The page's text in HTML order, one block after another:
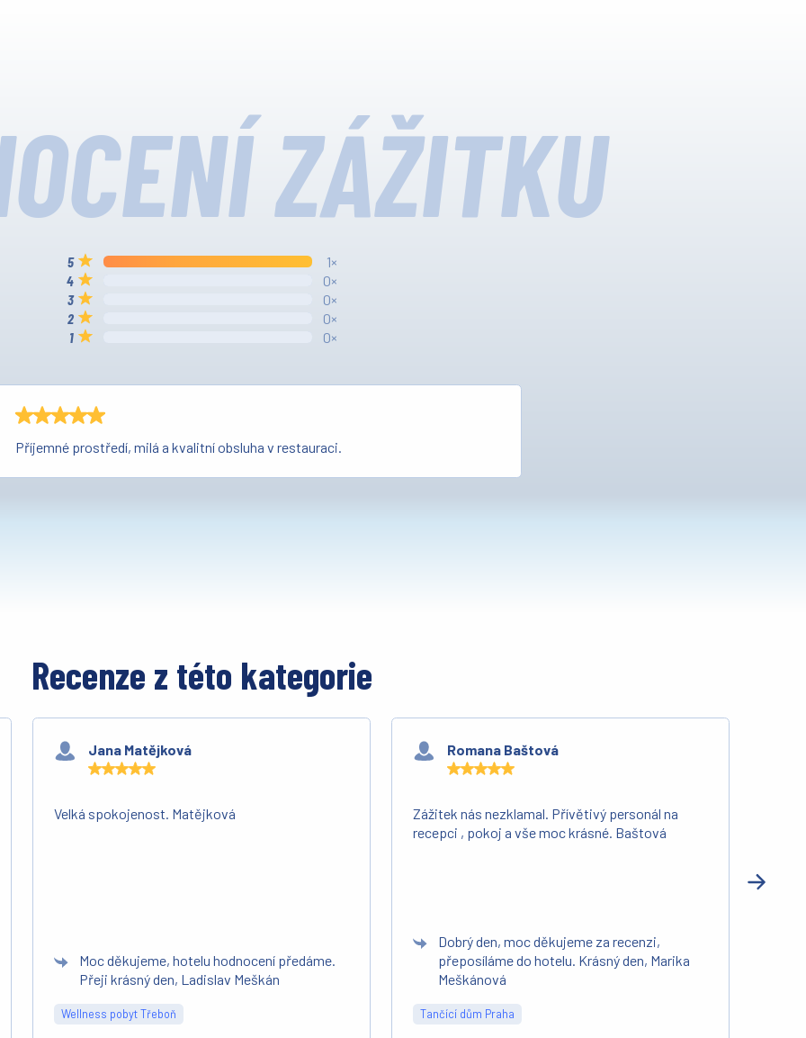
ZÁŽITKU
1×
0×
0×
0×
0×
Příjemné prostředí, milá a kvalitní obsluha v restauraci.
Recenze z této kategorie
Jana Matějková
Velká spokojenost. Matějková
Moc děkujeme, hotelu hodnocení předáme.
Přeji krásný den, Ladislav Meškán
Wellness pobyt Třeboň
Romana Baštová
Zážitek nás nezklamal. Přívětivý personál na
recepci , pokoj a vše moc krásné. Baštová
Dobrý den, moc děkujeme za recenzi,
přeposíláme do hotelu. Krásný den, Marika
Meškánová
Tančící dům Praha